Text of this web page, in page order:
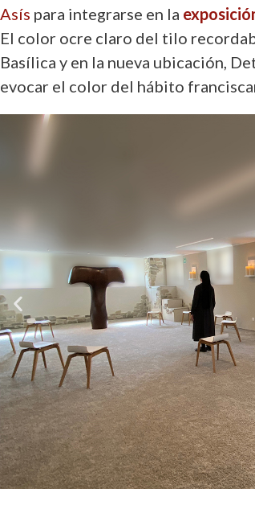
Asís para integrarse en la
El color ocre claro del tilo
Basílica y en la nueva ubicación,
evocar el color del hábito